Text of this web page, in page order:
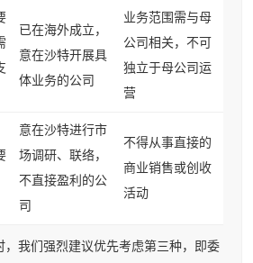
已在海外成立，
意在沙特开展具
体业务的公司
业务范围需与母
公司相关，不可
独立于母公司运
营
意在沙特进行市
场调研、联络，
不直接盈利的公
司
不得从事直接的
商业销售或创收
活动
我们强烈建议优先考虑第三种，即委